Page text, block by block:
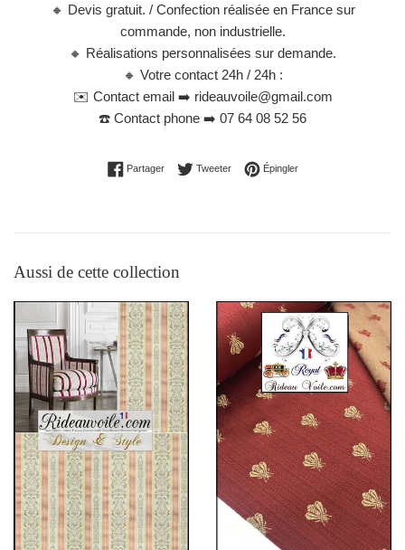
🔸 Devis gratuit. / Confection réalisée en France sur
commande, non industrielle.
🔸 Réalisations personnalisées sur demande.
🔸 Votre contact 24h / 24h :
✉️ Contact email ➡️ rideauvoile@gmail.com
☎️ Contact phone ➡️ 07 64 08 52 56
PartagerPartager sur Facebook
TweeterTweeter sur Twitter
ÉpinglerÉpingler sur Pinterest
Aussi de cette collection